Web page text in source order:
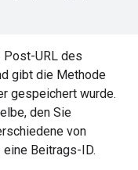
URL des
gibt die Methode
gespeichert wurde.
den Sie
von
Beitrags-ID.